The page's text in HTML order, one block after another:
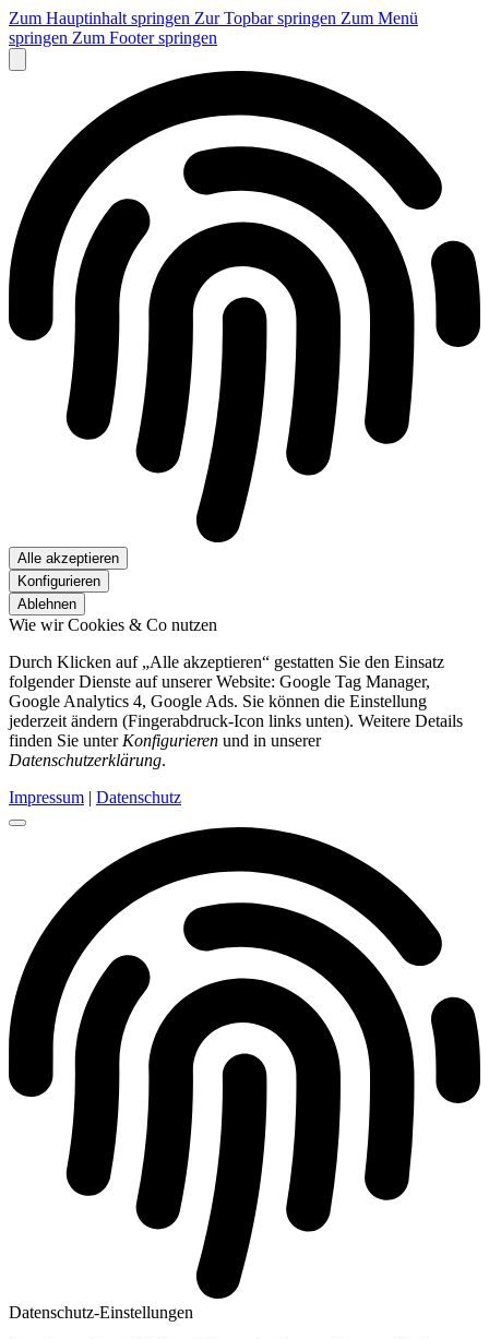
Zum Hauptinhalt springen Zur Topbar springen Zum Menü
springen Zum Footer springen
Alle akzeptieren
Konfigurieren
Ablehnen
Wie wir Cookies & Co nutzen
Durch Klicken auf „Alle akzeptieren“ gestatten Sie den Einsatz
folgender Dienste auf unserer Website: Google Tag Manager,
Google Analytics 4, Google Ads. Sie können die Einstellung
jederzeit ändern (Fingerabdruck-Icon links unten). Weitere Details
finden Sie unter Konfigurieren und in unserer
Datenschutzerklärung.
Impressum | Datenschutz
Datenschutz-Einstellungen